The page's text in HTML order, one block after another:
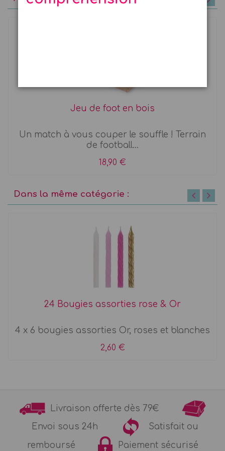
Jeu de foot en bois
Un match à vous couper le souffle ! Terrain
de football...
18,90 €
Dans la même catégorie :
24 Bougies assorties rose & Or
4 x 6 bougies assorties Or, roses et blanches
2,60 €
Livraison offerte dès 79€
Envoi sous 24h
Satisfait ou
remboursé
Paiement sécurisé